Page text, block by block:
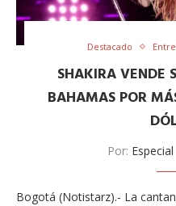
Destacado
SHAKIRA VENDE
BAHAMAS POR
Por: Especial
Bogotá (Notistarz).- La